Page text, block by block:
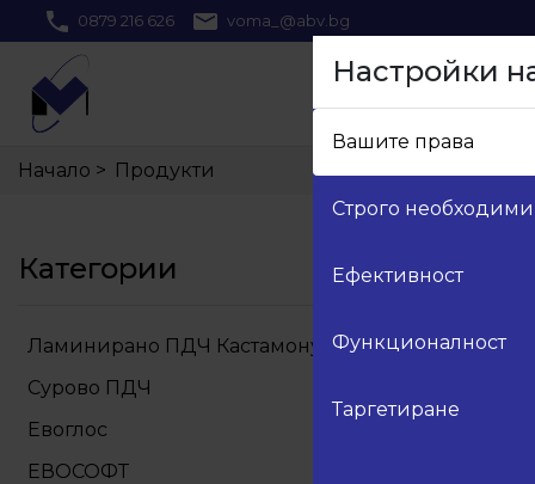
0879 216 626 voma_@abv.bg
Настройки
Вашите права
Строго необходими
Ефективност
Функционалност
Таргетиране
>
Начало Продукти
Категории
Ламинирано ПДЧ Кастамону
Сурово ПДЧ
Евоглос
ЕВОСОФТ